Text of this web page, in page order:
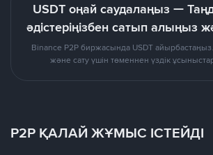
USDT оңай саудалаңыз —
әдістеріңізбен сатып алыңыз
Binance P2P биржасында USDT
және сату үшін төменнен үздік
P2P ҚАЛАЙ ЖҰМЫС ІСТЕЙДІ